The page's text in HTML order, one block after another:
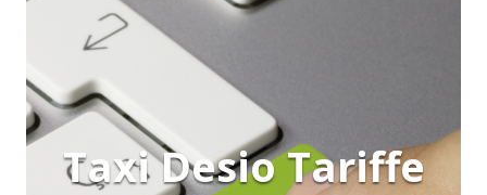
Taxi Desio Tariffe